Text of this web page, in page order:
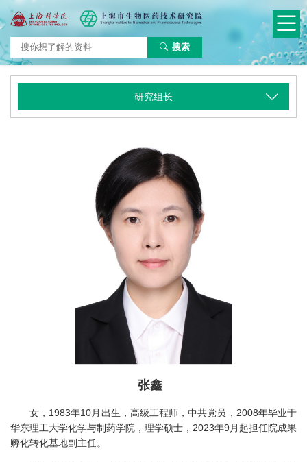
搜索
研究组长
张鑫
女，1983年10月出生，高级工程师，中共党员，2008年毕业于
华东理工大学化学与制药学院，理学硕士，2023年9月起担任院成果
孵化转化基地副主任。